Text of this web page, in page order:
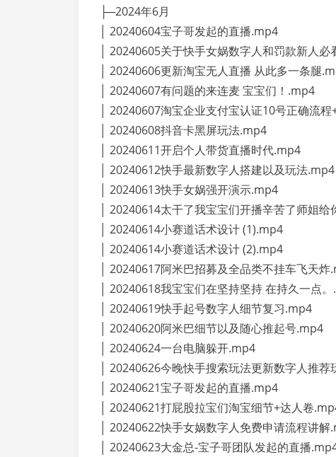
├─2024年6月
│ 20240604宝子哥发起的直播.mp4
│ 20240605关于快手女娲数字人和罚款新人必
│ 20240606更新淘宝无人直播 从此多一条腿
│ 20240607有问题的来连麦 宝宝们！.mp4
│ 20240607淘宝企业支付宝认证10号正确流
│ 20240608抖音卡黑屏玩法.mp4
│ 20240611开启个人带货直播时代.mp4
│ 20240612快手最新数字人搭建以及玩法.mp4
│ 20240613快手女娲强开演示.mp4
│ 20240614太干了我宝宝们开播辛苦了师姐
│ 20240614小赛道话术设计 (1).mp4
│ 20240614小赛道话术设计 (2).mp4
│ 20240617阿米巴招募及全品类不挂车飞天炸
│ 20240618我宝宝们在坚持坚持 在持久一点
│ 20240619快手起号数字人细节复习.mp4
│ 20240620阿米巴细节以及随心推起号.mp4
│ 20240624一台电脑躲开.mp4
│ 20240626今晚快手搜索玩法更新数字人推
│ 20240621宝子哥发起的直播.mp4
│ 20240621打屁股拉宝们淘宝细节+达人卷
│ 20240622快手女娲数字人免费申请流程讲解
│ 20240623大金总-宝子哥团队发起的直播